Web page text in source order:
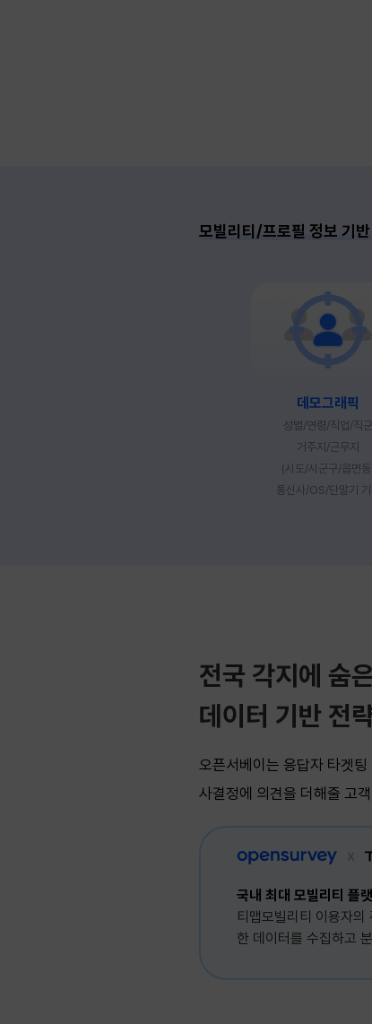
모빌리티/프로필 정보 기
데모그래픽
성별/연령/직업/직군
거주지/근무지
(시도/시군구/읍면
통신사/OS/단말기
전국 각지에 숨
데이터 기반 전
오픈서베이는 응답자 타겟
사결정에 의견을 더해줄 고
국내 최대 모빌리티 플
티맵모빌리티 이용자
한 데이터를 수집하고